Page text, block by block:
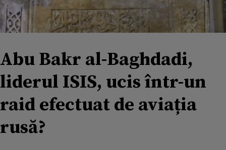
Abu Bakr al-Baghdadi,
liderul ISIS, ucis într-un
raid efectuat de aviația
rusă?